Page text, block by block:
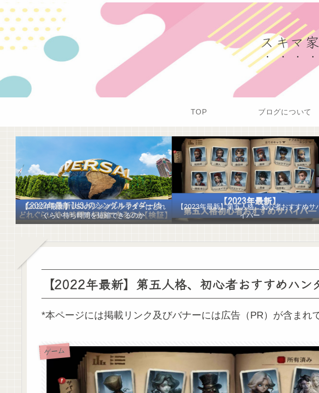
スキマ
TOP ブログについて
【2022年最新】USJのシングルライダーはどれ
ぐらい待ち時間を短縮できるのか
【2023年最新】第五人格、初心者おすすめサ
イバー
【2022年最新】第五人格、初心者おすすめハン
*本ページには掲載リンク及びバナーには広告（PR）が含まれ
ゲーム